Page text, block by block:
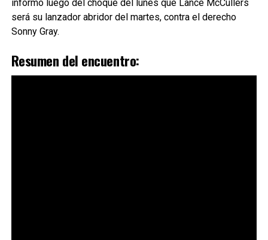
informó luego del choque del lunes que Lance McCullers
será su lanzador abridor del martes, contra el derecho
Sonny Gray.
Resumen del encuentro: